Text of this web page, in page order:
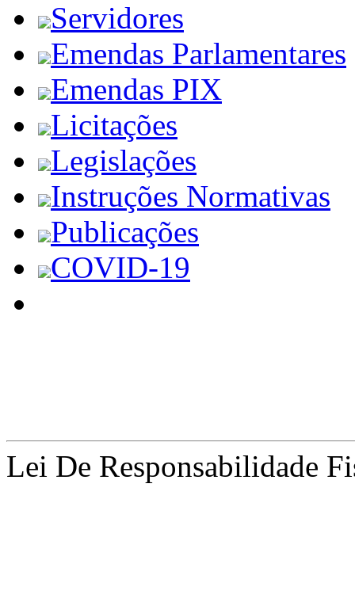
Servidores
Emendas Parlamentares
Emendas PIX
Licitações
Legislações
Instruções Normativas
Publicações
COVID-19
Lei De Responsabilidade